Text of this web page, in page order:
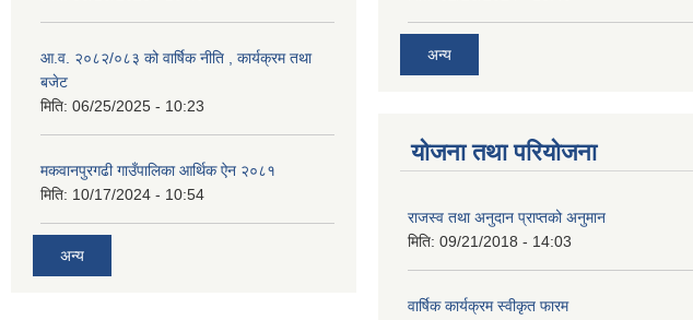
आ.व. २०८२/०८३ को वार्षिक नीति , कार्यक्रम तथा
बजेट
मिति: 06/25/2025 - 10:23
मकवानपुरगढी गाउँपालिका आर्थिक ‌‌‌ऐन २०८१
मिति: 10/17/2024 - 10:54
अन्य
अन्य
योजना तथा परियोजना
राजस्व तथा अनुदान प्राप्तको अनुमान
मिति: 09/21/2018 - 14:03
वार्षिक कार्यक्रम स्वीकृत फारम